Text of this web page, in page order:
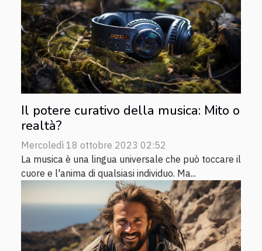
Il potere curativo della musica: Mito o
realtà?
Mercoledì 18 ottobre 2023 02:52
La musica è una lingua universale che può toccare il
cuore e l'anima di qualsiasi individuo. Ma...